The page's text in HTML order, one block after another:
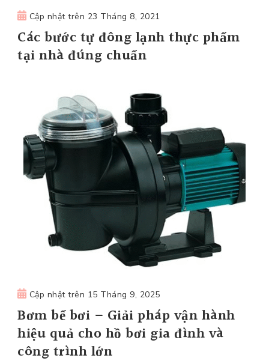
Cập nhật trên 23 Tháng 8, 2021
Các bước tự đông lạnh thực phẩm
tại nhà đúng chuẩn
Cập nhật trên 15 Tháng 9, 2025
Bơm bể bơi – Giải pháp vận hành
hiệu quả cho hồ bơi gia đình và
công trình lớn